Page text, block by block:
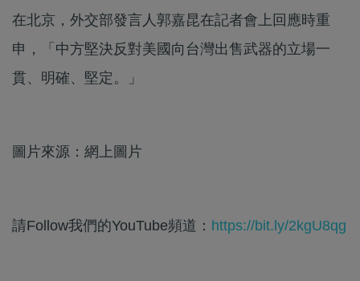
在北京，外交部發言人郭嘉昆在記者會上回應時重
申，「中方堅決反對美國向台灣出售武器的立場一
貫、明確、堅定。」
圖片來源：網上圖片
請Follow我們的YouTube頻道： https://bit.ly/2kgU8qg